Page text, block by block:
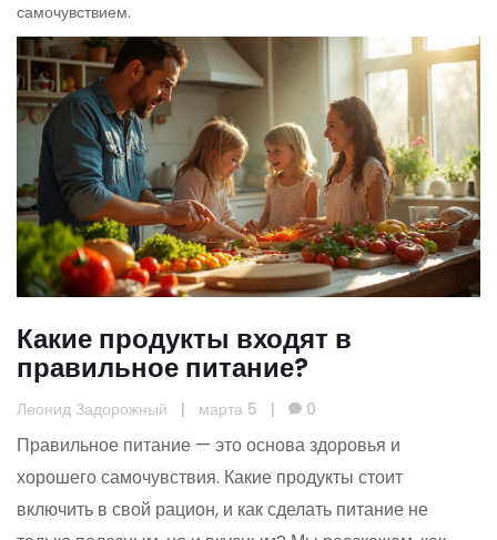
самочувствием.
Какие продукты входят в
правильное питание?
Леонид Задорожный | марта 5 | 0
Правильное питание — это основа здоровья и
хорошего самочувствия. Какие продукты стоит
включить в свой рацион, и как сделать питание не